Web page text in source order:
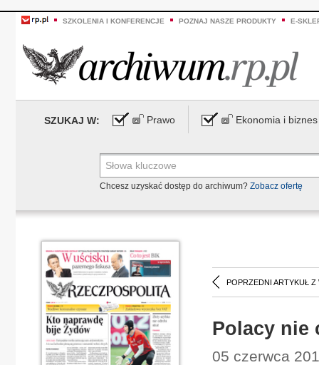
SZKOLENIA I KONFERENCJE POZNAJ NASZE PRODUKTY E-
SZUKAJ W: Prawo Ekonomia i biznes
Chcesz uzyskać dostęp do archiwum? Zobacz ofertę
POPRZEDNI ARTYKUŁ Z
Polacy nie
05 czerwca